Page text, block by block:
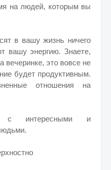
на людей, которым вы
в вашу жизнь ничего
вашу энергию. Знаете,
вечеринке, это вовсе не
будет продуктивным.
отношения на
с интересными и